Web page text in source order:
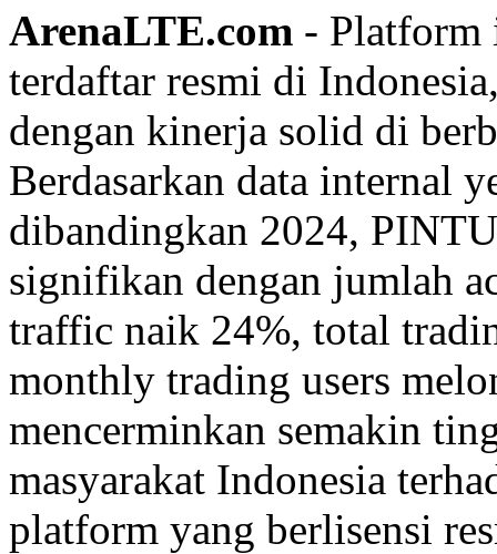
ArenaLTE.com - Platform
terdaftar resmi di
dengan kinerja solid di
Berdasarkan data internal
dibandingkan 2024,
signifikan dengan jumlah
traffic naik 24%, total
monthly trading users
mencerminkan semakin
masyarakat Indonesia
platform yang berlisensi